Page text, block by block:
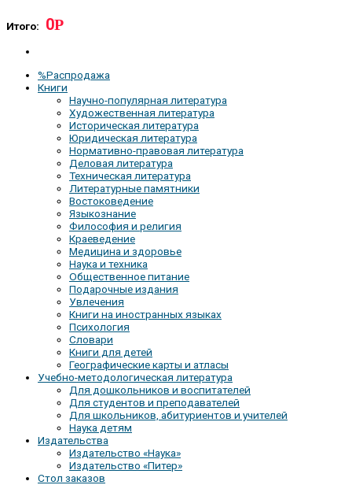
Итого: 0Р
%Распродажа
Книги
Научно-популярная литература
Художественная литература
Историческая литература
Юридическая литература
Нормативно-правовая литература
Деловая литература
Техническая литература
Литературные памятники
Востоковедение
Языкознание
Философия и религия
Краеведение
Медицина и здоровье
Наука и техника
Общественное питание
Подарочные издания
Увлечения
Книги на иностранных языках
Психология
Словари
Книги для детей
Географические карты и атласы
Учебно-методологическая литература
Для дошкольников и воспитателей
Для студентов и преподавателей
Для школьников, абитуриентов и учителей
Наука детям
Издательства
Издательство «Наука»
Издательство «Питер»
Стол заказов